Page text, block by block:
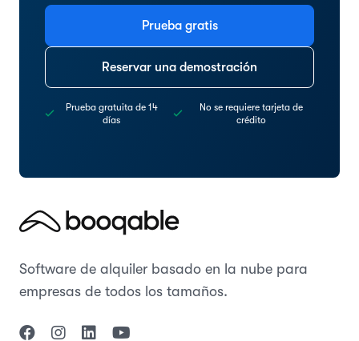
Prueba gratis
Reservar una demostración
Prueba gratuita de 14
días
No se requiere tarjeta de
crédito
Software de alquiler basado en la nube para
empresas de todos los tamaños.